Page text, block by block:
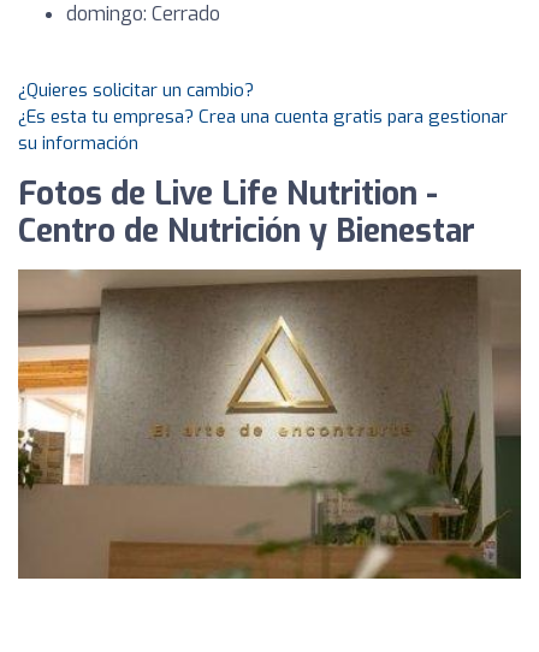
domingo: Cerrado
¿Quieres solicitar un cambio?
¿Es esta tu empresa? Crea una cuenta gratis para gestionar
su información
Fotos de Live Life Nutrition -
Centro de Nutrición y Bienestar